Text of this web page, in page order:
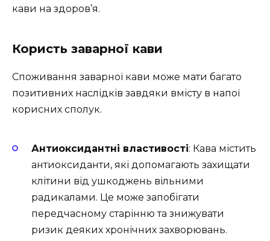
кави на здоров’я.
Користь заварної кави
Споживання заварної кави може мати багато
позитивних наслідків завдяки вмісту в напої
корисних сполук.
Антиоксидантні властивості: Кава містить
антиоксиданти, які допомагають захищати
клітини від ушкоджень вільними
радикалами. Це може запобігати
передчасному старінню та знижувати
ризик деяких хронічних захворювань.